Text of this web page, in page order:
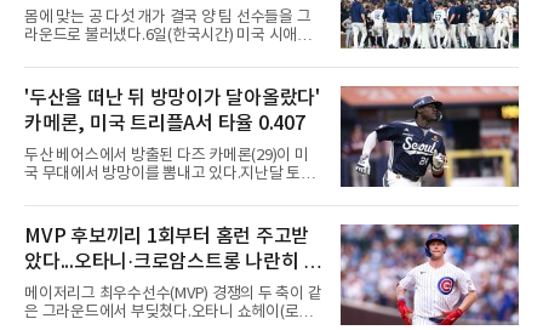
몸에 맞는 공 다섯 개가 결국 양 팀 선수들을 그
라운드로 불러냈다.6일(한국시간) 미국 시애틀
로이트 타이거스의 경기에서 벤치 클리어링이
벌어졌다. 난투극으로 번지지는 않았으나 좌완
게이브 스파이어와 댄 윌슨 시애틀 감독이 퇴장
당했다.발단은 선발이었다. 시애틀 브라이언 우
가 디트로이트 타자를 세 차례 맞혔다. 다만 팔꿈
치 보호대에 맞거나 변화구에 발이 스치는 수준
이어서 치명적이지는 않았다.분위기는 그다음에
리를 맞혔다. 토레스와 시애틀 포수 칼 롤리가 말
을 주고받자 AJ 힌치 디
'두산을 떠난 뒤 방망이가 달아올랐다'
카메론, 미국 트리플A서 타율 0.407
두산 베어스에서 방출된 다즈 카메론(29)이 미
국 무대에서 방망이를 뽐내고 있다.지난달 토론
론은 루키리그 2경기를 거쳐 트리플A 버펄로 바
이슨스로 승격한 뒤 연일 뜨거운 타격감을 보이
고 있다.수치가 압도적이다. 트리플A 15경기에
서 타율 0.407(54타수 22안타), 2홈런, 10타점,
8도루를 기록 중이며 OPS는 1.151에 이른다.
15경기 중 14경기에서 안타를 만들었고 최근 7
경기 연속 안타도 이어갔다.6일(한국시간) 노퍽
MVP 후보끼리 1회부터 홈런 주고받
았다...오타니·크로암스트롱 나란히 홈
런 맞불
메이저리그 최우수선수(MVP) 경쟁의 두 축이 같
은 그라운드에서 부딪쳤다.오타니 쇼헤이(로스